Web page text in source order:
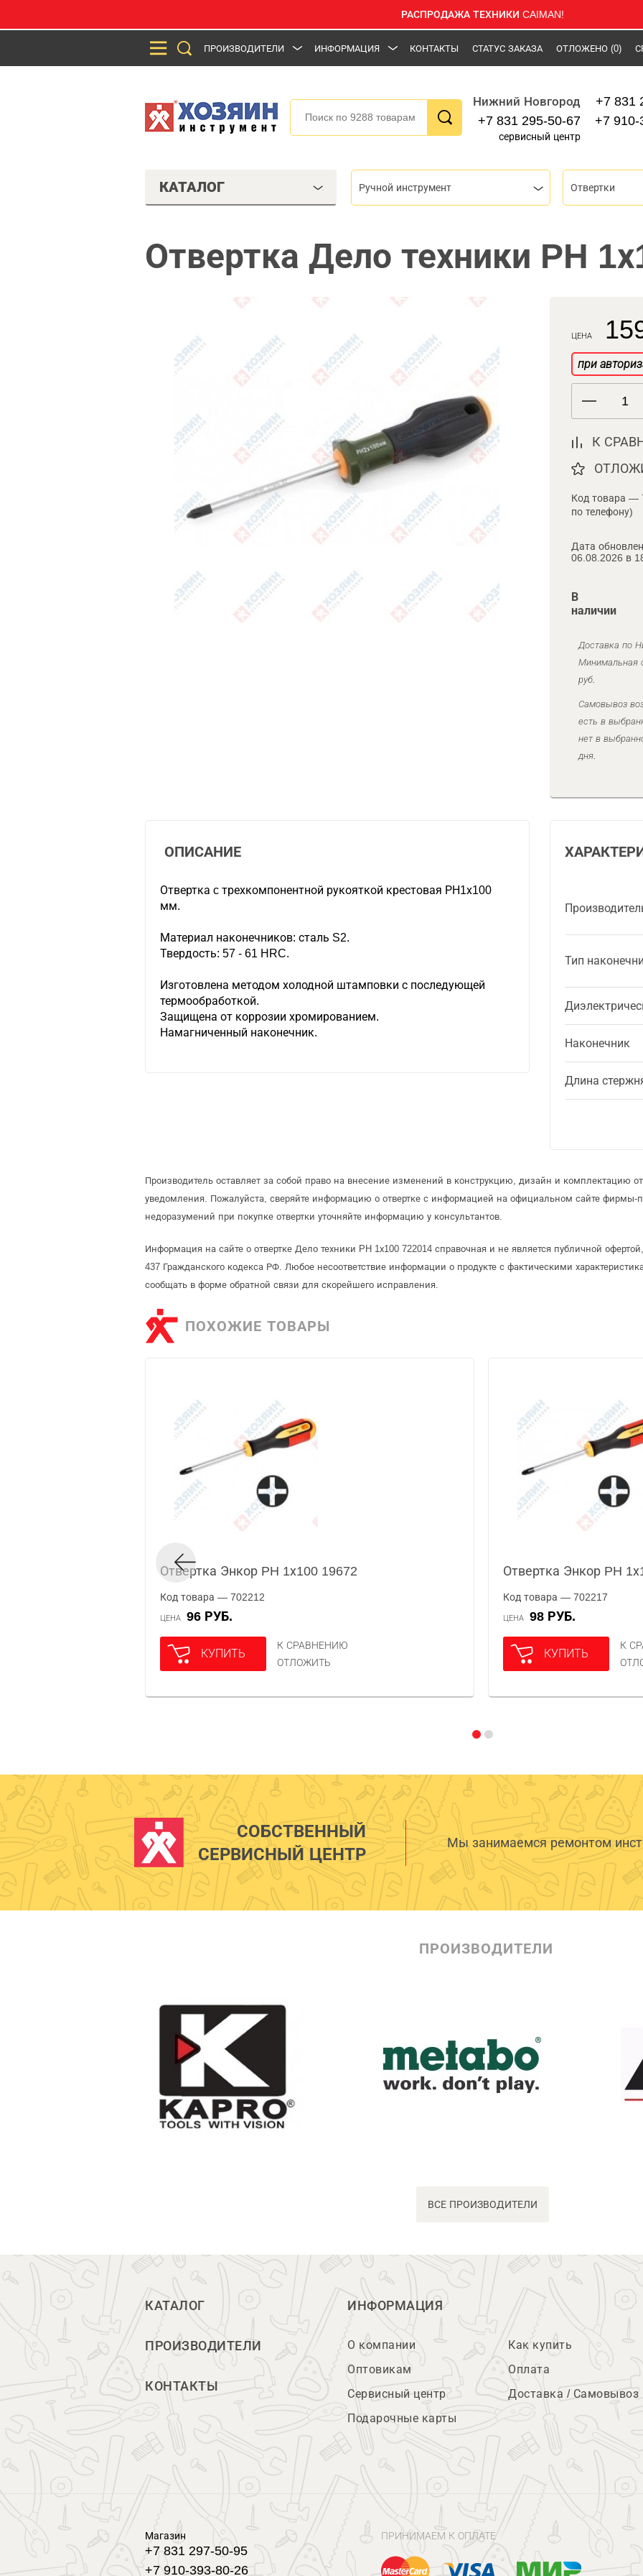
РАСПРОДАЖА ТЕХНИКИ CAIMAN!
ПРОИЗВОДИТЕЛИ ИНФОРМАЦИЯ КОНТАКТЫ СТАТУС ЗАКАЗА ОТЛОЖЕНО (0)
Нижний Новгород
+7 831 295-50-67
сервисный центр
+7 831
+7 910-
КАТАЛОГ Ручной инструмент Отвертки
Отвертка Дело техники PH
ЦЕНА
при
К
Код товара —
по телефону)
Дата
06.08.2026 в
В
наличии
Доставка по
Минимальная
руб.
Самовывоз
есть в
нет в
дня.
Тип
Наконечник
Длина
ОПИСАНИЕ
Отвертка c трехкомпонентной рукояткой крестовая РН1х100
мм.
Материал наконечников: сталь S2.
Твердость: 57 - 61 HRC.
Изготовлена методом холодной штамповки с последующей
термообработкой.
Защищена от коррозии хромированием.
Намагниченный наконечник.
Производитель оставляет за собой право на внесение изменений в конструкцию, дизайн и комплектацию
уведомления. Пожалуйста, сверяйте информацию о отвертке с информацией на официальном сайте фирмы-
недоразумений при покупке отвертки уточняйте информацию у консультантов.
Информация на сайте о отвертке Дело техники PH 1х100 722014 справочная и не является публичной
437 Гражданского кодекса РФ. Любое несоответствие информации о продукте с фактическими
сообщать в форме обратной связи для скорейшего исправления.
ПОХОЖИЕ ТОВАРЫ
Отвертка Энкор PH 1х100 19672
Код товара — 702212
ЦЕНА 96 РУБ.
КУПИТЬ
К СРАВНЕНИЮ
ОТЛОЖИТЬ
Отвертка Энкор PH
Код товара — 702217
ЦЕНА 98 РУБ.
КУПИТЬ
К
СОБСТВЕННЫЙ
СЕРВИСНЫЙ ЦЕНТР
Мы занимаемся ремонтом
ПРОИЗВОДИТЕЛИ
ВСЕ ПРОИЗВОДИТЕЛИ
КАТАЛОГ
ПРОИЗВОДИТЕЛИ
КОНТАКТЫ
ИНФОРМАЦИЯ
О компании
Оптовикам
Сервисный центр
Подарочные карты
Как купить
Оплата
Доставка / Самовывоз
Магазин
+7 831 297-50-95
+7 910-393-80-26
ПРИНИМАЕМ К ОПЛАТЕ